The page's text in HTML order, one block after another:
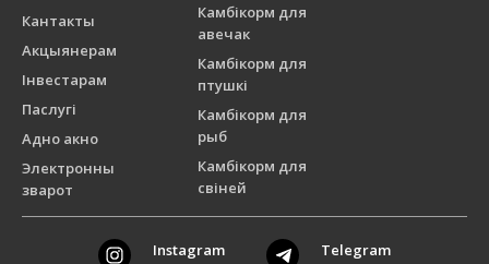
Камбікорм для
авечак
Камбікорм для
птушкі
Камбікорм для
рыб
Камбікорм для
свіней
Кантакты
Акцыянерам
Інвестарам
Паслугі
Адно акно
Электронны
зварот
Instagram Telegram